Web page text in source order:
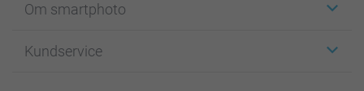
Fotokort
Fotoböcker
Om smartphoto
För affiliates
Kundservice